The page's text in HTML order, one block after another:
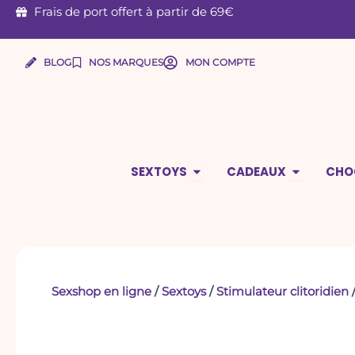
Aller Frais de port offert à partir de 69€
BLOG NOS MARQUES MON COMPTE
SEXTOYS Ouvrir Sextoys
CADEAUX Ouvrir
Sexshop en ligne /Sextoys/Stimulateur clitoridien